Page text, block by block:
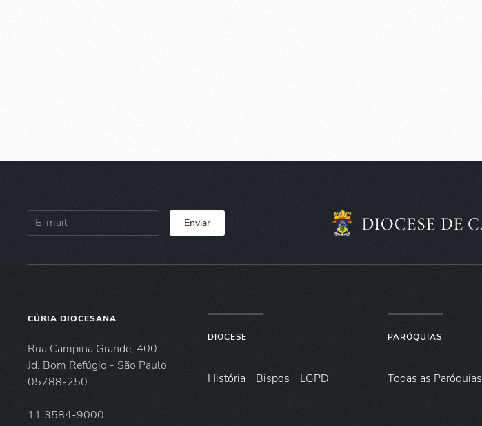
Enviar
CÚRIA DIOCESANA
Rua Campina Grande, 400
Jd. Bom Refúgio - São Paulo
05788-250
11 3584-9000
DIOCESE
História Bispos LGPD
PARÓQUIAS
Todas as Paróquias